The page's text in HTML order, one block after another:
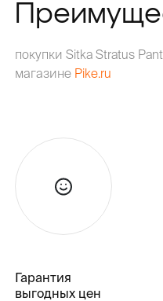
покупки Sitka Stratus
магазине Pike.ru
Гарантия
выгодных цен